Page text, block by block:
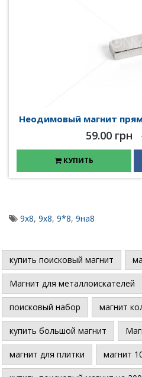
Неодимовый магнит
59.00 грн
КУПИТЬ
9x8, 9х8, 9*8, 9на8
купить поисковый магнит
Магнит для металлоискателей
поисковый набор магнит
купить большой магнит
магнит для плитки магнит